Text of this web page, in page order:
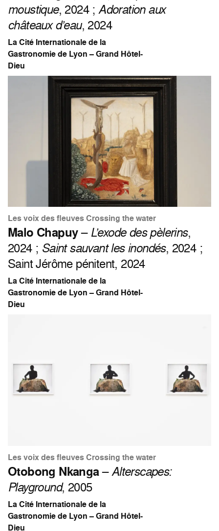
moustique, 2024 ;Adoration aux
châteaux d’eau, 2024
La Cité Internationale de la
Gastronomie de Lyon – Grand Hôtel-
Dieu
Les voix des fleuves Crossing the water
Malo Chapuy– L’exode des pèlerins,
2024 ; Saint sauvant les inondés, 2024 ;
Saint Jérôme pénitent, 2024
La Cité Internationale de la
Gastronomie de Lyon – Grand Hôtel-
Dieu
Les voix des fleuves Crossing the water
Otobong Nkanga–Alterscapes:
Playground, 2005
La Cité Internationale de la
Gastronomie de Lyon – Grand Hôtel-
Dieu